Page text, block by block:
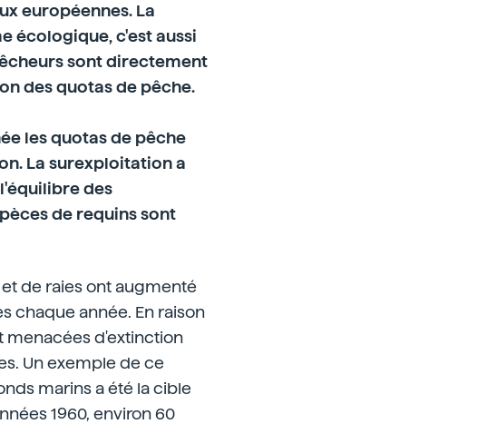
européennes. La
écologique, c'est aussi
sont directement
des quotas de pêche.
les quotas de pêche
La surexploitation a
des
de requins sont
de raies ont augmenté
chaque année. En raison
menacées d'extinction
Un exemple de ce
marins a été la cible
1960, environ 60